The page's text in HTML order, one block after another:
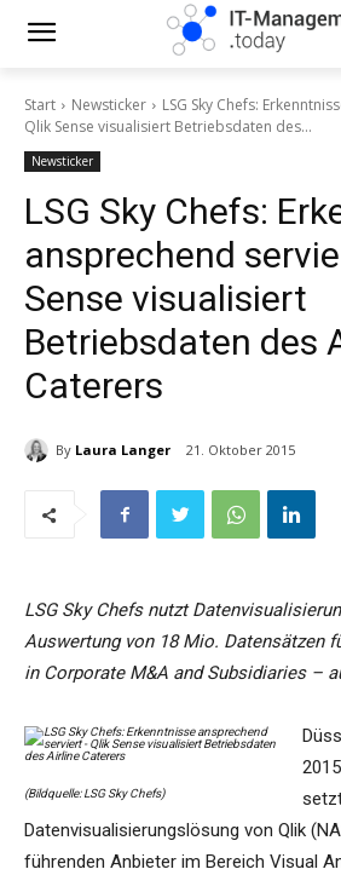
Start Newsticker
LSG Sky Chefs:
Qlik Sense visualisiert Betriebsdaten des...
Newsticker
LSG Sky Chefs:
ansprechend
Sense visualisiert
Betriebsdaten des
Caterers
By Laura Langer 21. Oktober 2015
LSG Sky Chefs nutzt
Auswertung von 18 Mio. Datensätzen
in Corporate M&A and Subsidiaries –
(Bildquelle: LSG Sky Chefs)
Datenvisualisierungslösung von Qlik
führenden Anbieter im Bereich Visual